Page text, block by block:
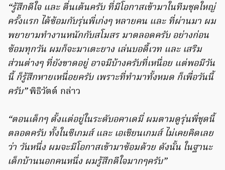
“รู้สึกดีใจ และ ตื่นเต้นครับ ที่มีโอกาสเข้ามาในทีมชุดใหญ่
ครั้งแรก ได้ซ้อมกับรุ่นพี่เก่งๆ หลายคน และ ที่ผ่านมา ผม
พยายามทำงานหนักกับสโมสร มาตลอดครับ อย่างก่อน
ซ้อมทุกวัน ผมก็จะมาเตะยาง เล่นบอดี้เวท และ เสริม
ส่วนต่างๆ ที่ยังขาดอยู่ อาจมีบ้างครับที่เหนื่อย แต่พอมีวัน
นี้ ก็รู้สึกหายเหนื่อยครับ เพราะที่ทำมาทั้งหมด ก็เพื่อวันนี้
ครับ”พิธิวัตต์ กล่าว
“ตอนเด็กๆ ตั้งแต่อยู่ในระดับอคาเดมี่ ผมตามดูรุ่นพี่ชุดนี้
ตลอดครับ ทั้งในซีเกมส์ และ เอเชียนเกมส์ ไม่เคยคิดเลย
ว่า วันหนึ่ง ผมจะมีโอกาสเข้ามาซ้อมด้วย ดังนั้น ในฐานะ
เด็กบ้านนอกคนหนึ่ง ผมรู้สึกดีใจมากๆครับ”